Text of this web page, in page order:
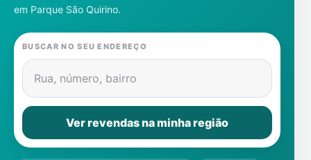
Gás
Contatos
em Parque São Quirino.
BUSCAR NO SEU ENDEREÇO
Rua, número, bairro
Ver revendas na minha região